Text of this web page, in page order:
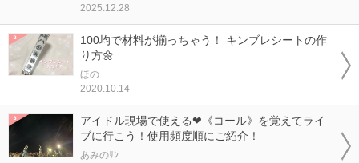
2025.12.28
100均で材料が揃っちゃう！ キンブレシートの作
り方🌼
ほの
2020.10.14
アイドル現場で使える❤《コール》を覚えてライ
ブに行こう！使用頻度順にご紹介！
あみのｻﾝ